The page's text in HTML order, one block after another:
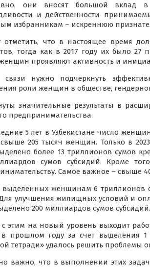
они вносят большой вклад в
и действенности
избранникам – искреннюю
отметить, что в настоящее время
тогда как в 2017 году их было 27
проявляют активность и
связи нужно подчеркнуть
роли женщин в обществе,
значительные результаты в
предпринимательства.
5 лет в Узбекистане число
205 тысяч женщин. Только в
более 13 триллионов сумов
сумов субсидий. Кроме
Самое важное – свыше
выделенных женщинам 6 триллионов
улучшения жилищных условий и
200 миллиардов сумов субсидий.
с этим на новый уровень выходит
в прошлом году за счет выделения
тетради» удалось решить проблемы
важно, что в выполнении этих